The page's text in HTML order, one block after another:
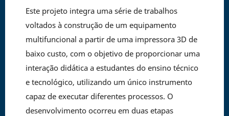
Este projeto integra uma série de trabalhos
voltados à construção de um equipamento
multifuncional a partir de uma impressora 3D de
baixo custo, com o objetivo de proporcionar uma
interação didática a estudantes do ensino técnico
e tecnológico, utilizando um único instrumento
capaz de executar diferentes processos. O
desenvolvimento ocorreu em duas etapas